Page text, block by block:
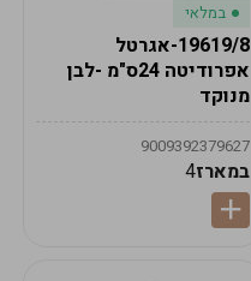
במלאי
19619/8-אגרטל
אפרודיטה 24ס"מ -לבן
מנוקד
9009392379627
במארז4